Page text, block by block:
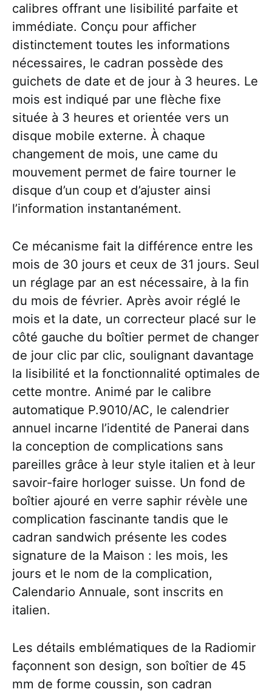
calibres offrant une lisibilité parfaite et
immédiate. Conçu pour afficher
distinctement toutes les informations
nécessaires, le cadran possède des
guichets de date et de jour à 3 heures. Le
mois est indiqué par une flèche fixe
située à 3 heures et orientée vers un
disque mobile externe. À chaque
changement de mois, une came du
mouvement permet de faire tourner le
disque d’un coup et d’ajuster ainsi
l’information instantanément.
Ce mécanisme fait la différence entre les
mois de 30 jours et ceux de 31 jours. Seul
un réglage par an est nécessaire, à la fin
du mois de février. Après avoir réglé le
mois et la date, un correcteur placé sur le
côté gauche du boîtier permet de changer
de jour clic par clic, soulignant davantage
la lisibilité et la fonctionnalité optimales de
cette montre. Animé par le calibre
automatique P.9010/AC, le calendrier
annuel incarne l’identité de Panerai dans
la conception de complications sans
pareilles grâce à leur style italien et à leur
savoir-faire horloger suisse. Un fond de
boîtier ajouré en verre saphir révèle une
complication fascinante tandis que le
cadran sandwich présente les codes
signature de la Maison : les mois, les
jours et le nom de la complication,
Calendario Annuale, sont inscrits en
italien.
Les détails emblématiques de la Radiomir
façonnent son design, son boîtier de 45
mm de forme coussin, son cadran